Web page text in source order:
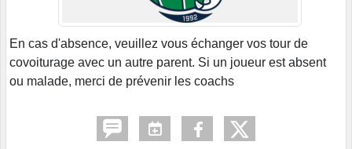
En cas d'absence, veuillez vous échanger vos tour de
covoiturage avec un autre parent. Si un joueur est absent
ou malade, merci de prévenir les coachs